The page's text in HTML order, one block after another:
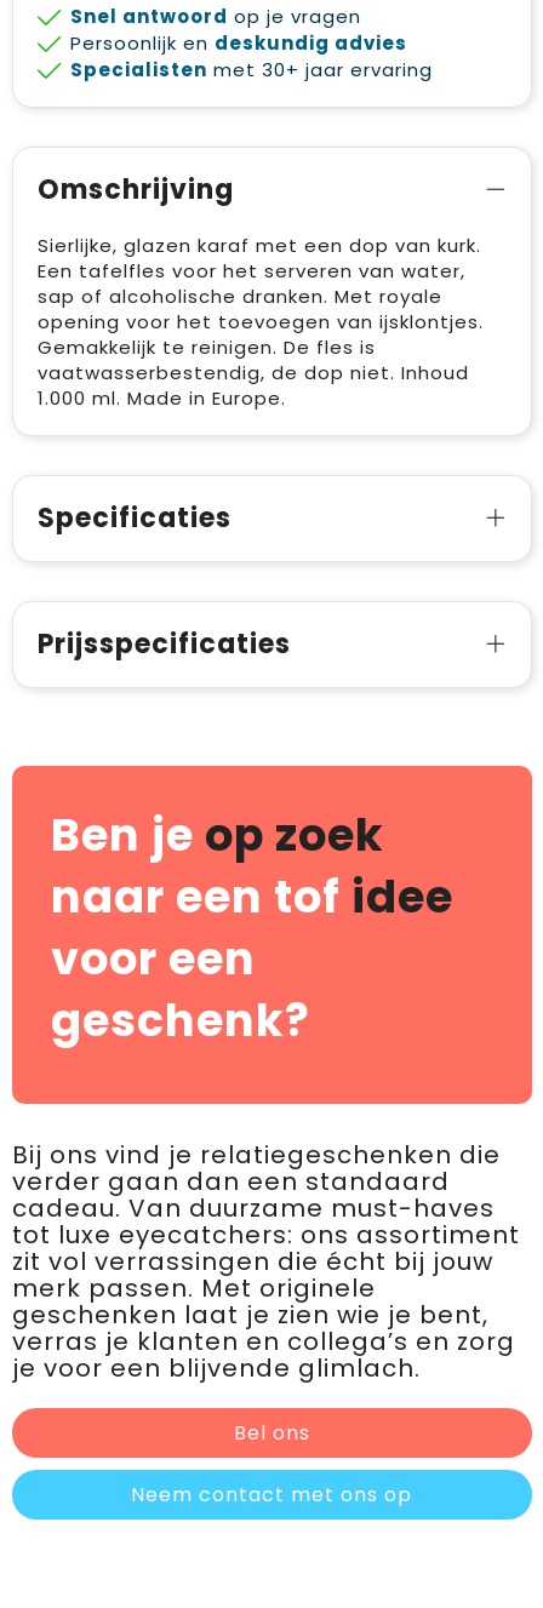
Snel antwoord op je vragen
Persoonlijk en deskundig advies
Specialisten met 30+ jaar ervaring
Omschrijving
Sierlijke, glazen karaf met een dop van kurk.
Een tafelfles voor het serveren van water,
sap of alcoholische dranken. Met royale
opening voor het toevoegen van ijsklontjes.
Gemakkelijk te reinigen. De fles is
vaatwasserbestendig, de dop niet. Inhoud
1.000 ml. Made in Europe.
Specificaties
Prijsspecificaties
Ben je op zoek
naar een tof idee
voor een
geschenk?
Bij ons vind je relatiegeschenken die
verder gaan dan een standaard
cadeau. Van duurzame must-haves
tot luxe eyecatchers: ons assortiment
zit vol verrassingen die écht bij jouw
merk passen. Met originele
geschenken laat je zien wie je bent,
verras je klanten en collega’s en zorg
je voor een blijvende glimlach.
Bel ons
Neem contact met ons op